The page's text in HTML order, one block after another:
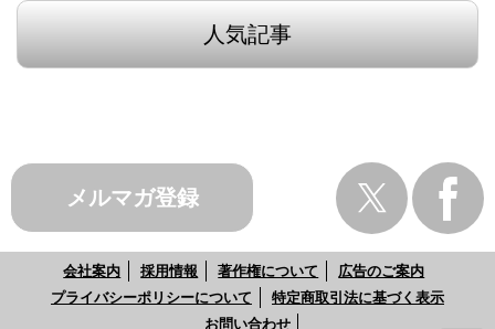
人気記事
メルマガ登録
会社案内 採用情報 著作権について
広告のご案内
プライバシーポリシーについて
特定商取引法に基づく表示
お問い合わせ